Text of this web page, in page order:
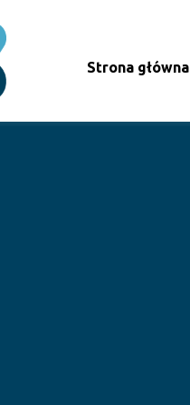
Strona główna